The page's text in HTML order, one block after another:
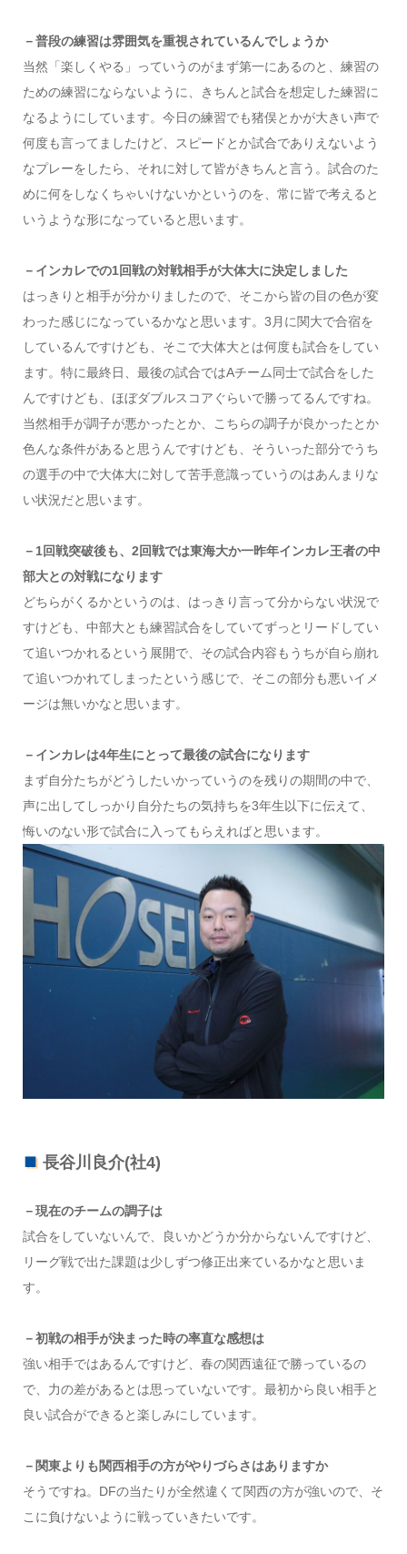
－普段の練習は雰囲気を重視されているんでしょうか
当然「楽しくやる」っていうのがまず第一にあるのと、練習の
ための練習にならないように、きちんと試合を想定した練習に
なるようにしています。今日の練習でも猪俣とかが大きい声で
何度も言ってましたけど、スピードとか試合でありえないよう
なプレーをしたら、それに対して皆がきちんと言う。試合のた
めに何をしなくちゃいけないかというのを、常に皆で考えると
いうような形になっていると思います。
－インカレでの1回戦の対戦相手が大体大に決定しました
はっきりと相手が分かりましたので、そこから皆の目の色が変
わった感じになっているかなと思います。3月に関大で合宿を
しているんですけども、そこで大体大とは何度も試合をしてい
ます。特に最終日、最後の試合ではAチーム同士で試合をした
んですけども、ほぼダブルスコアぐらいで勝ってるんですね。
当然相手が調子が悪かったとか、こちらの調子が良かったとか
色んな条件があると思うんですけども、そういった部分でうち
の選手の中で大体大に対して苦手意識っていうのはあんまりな
い状況だと思います。
－1回戦突破後も、2回戦では東海大か一昨年インカレ王者の中
部大との対戦になります
どちらがくるかというのは、はっきり言って分からない状況で
すけども、中部大とも練習試合をしていてずっとリードしてい
て追いつかれるという展開で、その試合内容もうちが自ら崩れ
て追いつかれてしまったという感じで、そこの部分も悪いイメ
ージは無いかなと思います。
－インカレは4年生にとって最後の試合になります
まず自分たちがどうしたいかっていうのを残りの期間の中で、
声に出してしっかり自分たちの気持ちを3年生以下に伝えて、
悔いのない形で試合に入ってもらえればと思います。
長谷川良介(社4)
－現在のチームの調子は
試合をしていないんで、良いかどうか分からないんですけど、
リーグ戦で出た課題は少しずつ修正出来ているかなと思いま
す。
－初戦の相手が決まった時の率直な感想は
強い相手ではあるんですけど、春の関西遠征で勝っているの
で、力の差があるとは思っていないです。最初から良い相手と
良い試合ができると楽しみにしています。
－関東よりも関西相手の方がやりづらさはありますか
そうですね。DFの当たりが全然違くて関西の方が強いので、そ
こに負けないように戦っていきたいです。